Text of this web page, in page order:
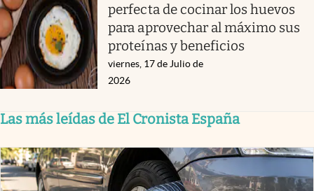
perfecta de cocinar los huevos
para aprovechar al máximo sus
proteínas y beneficios
viernes, 17 de Julio de
2026
Las más leídas de El Cronista España